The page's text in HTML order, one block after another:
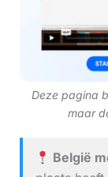
Deze pagina
maar
België